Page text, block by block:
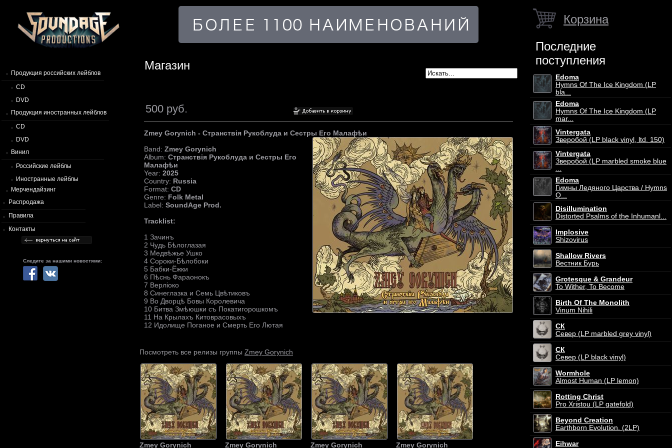
Продукция российских лейблов
CD
DVD
Продукция иностранных лейблов
CD
DVD
Винил
Российские лейблы
Иностранные лейблы
Мерчендайзинг
Распродажа
Правила
Контакты
Следите за нашими новостями:
Магазин
500 руб.
Zmey Gorynich - Странствiя Рукоблуда и Сестры Его Малафѣи
Band: Zmey Gorynich
Album: Странствiя Рукоблуда и Сестры Его
Малафѣи
Year: 2025
Country: Russia
Format: CD
Genre: Folk Metal
Label: SoundAge Prod.
Tracklist:
1 Зачинъ
2 Чудь Бѣлоглазая
3 Медвѣжье Ушко
4 Сороки-Бѣлобоки
5 Бабки-Ёжки
6 Пѣснь Фараонокъ
7 Верлiоко
8 Синеглазка и Семь Цвѣтиковъ
9 Во Дворцѣ Бовы Королевича
10 Битва Змѣюшки съ Покатигорошкомъ
11 На Крылахъ Китоврасовыхъ
12 Идолище Поганое и Смерть Его Лютая
Посмотреть все релизы группы Zmey Gorynich
Zmey Gorynich Zmey Gorynich Zmey Gorynich Zmey Gorynich
Корзина
Последние
поступления
Edoma
Hymns Of The Ice Kingdom (LP
bla...
Edoma
Hymns Of The Ice Kingdom (LP
mar...
Vintergata
Зверобой (LP black vinyl, ltd. 150)
Vintergata
Зверобой (LP marbled smoke blue
...
Edoma
Гимны Ледяного Царства / Hymns
O...
Disillumination
Distorted Psalms of the Inhumanl...
Implosive
Shizovirus
Shallow Rivers
Вестник Бурь
Grotesque & Grandeur
To Wither, To Become
Birth Of The Monolith
Vinum Nihili
СК
Север (LP marbled grey vinyl)
СК
Север (LP black vinyl)
Wormhole
Almost Human (LP lemon)
Rotting Christ
Pro Xristou (LP gatefold)
Beyond Creation
Earthborn Evolution. (2LP)
Eihwar